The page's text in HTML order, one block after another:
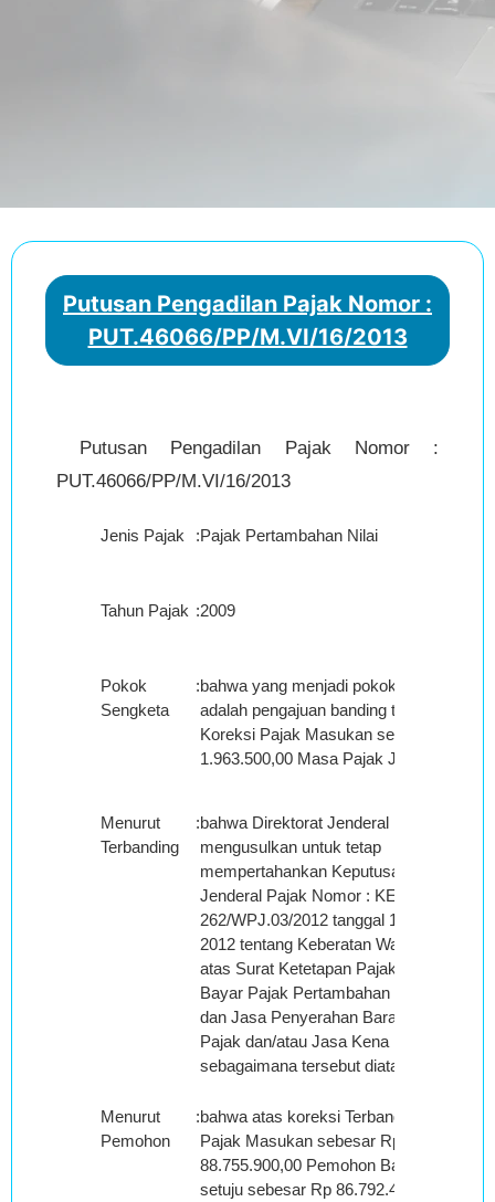
Putusan Pengadilan Pajak Nomor :
PUT.46066/PP/M.VI/16/2013
Putusan Pengadilan Pajak Nomor :
PUT.46066/PP/M.VI/16/2013
Jenis Pajak :Pajak Pertambahan Nilai
Tahun Pajak :2009
Pokok
Sengketa
:bahwa yang menjadi pokok sengketa
adalah pengajuan banding terhadap
Koreksi Pajak Masukan sebesar Rp.
1.963.500,00 Masa Pajak Juli 2009;
Menurut
Terbanding
:bahwa Direktorat Jenderal Pajak
mengusulkan untuk tetap
mempertahankan Keputusan Direktur
Jenderal Pajak Nomor : KEP-
262/WPJ.03/2012 tanggal 16 Maret
2012 tentang Keberatan Wajib Pajak
atas Surat Ketetapan Pajak Kurang
Bayar Pajak Pertambahan Nilai Barang
dan Jasa Penyerahan Barang Kena
Pajak dan/atau Jasa Kena Pajak
sebagaimana tersebut diatas;
Menurut
Pemohon
:bahwa atas koreksi Terbanding atas
Pajak Masukan sebesar Rp
88.755.900,00 Pemohon Banding
setuju sebesar Rp 86.792.400,00, dan